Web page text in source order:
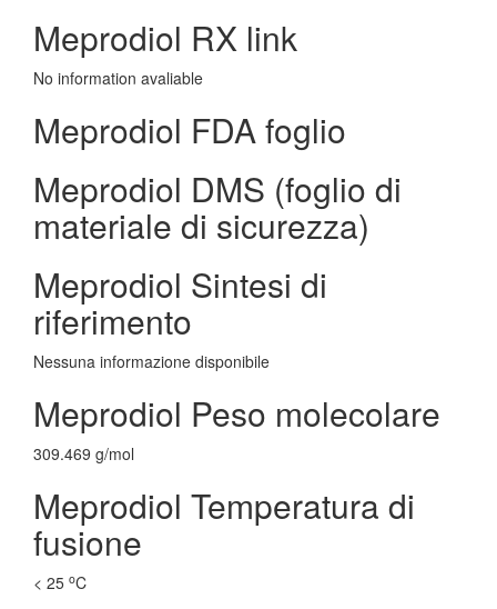
Meprodiol RX link
No information avaliable
Meprodiol FDA foglio
Meprodiol DMS (foglio di
materiale di sicurezza)
Meprodiol Sintesi di
riferimento
Nessuna informazione disponibile
Meprodiol Peso molecolare
309.469 g/mol
Meprodiol Temperatura di
fusione
< 25 oC